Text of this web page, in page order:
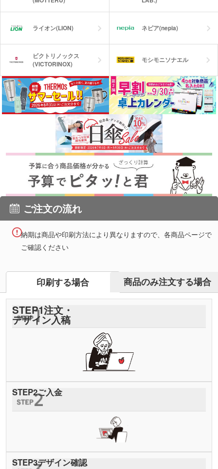
ライオン(LION) ネピア(nepia)
ビクトリノックス
(VICTORINOX)
モシモニソナエル
ご注文の流れ
納期は商品や印刷方法により異なりますので、各商品ページで
ご確認ください
印刷する場合 商品のみ注文する場合
STEP1注文・
デザイン入稿
STEP2ご入金
STEP3デザイン確認